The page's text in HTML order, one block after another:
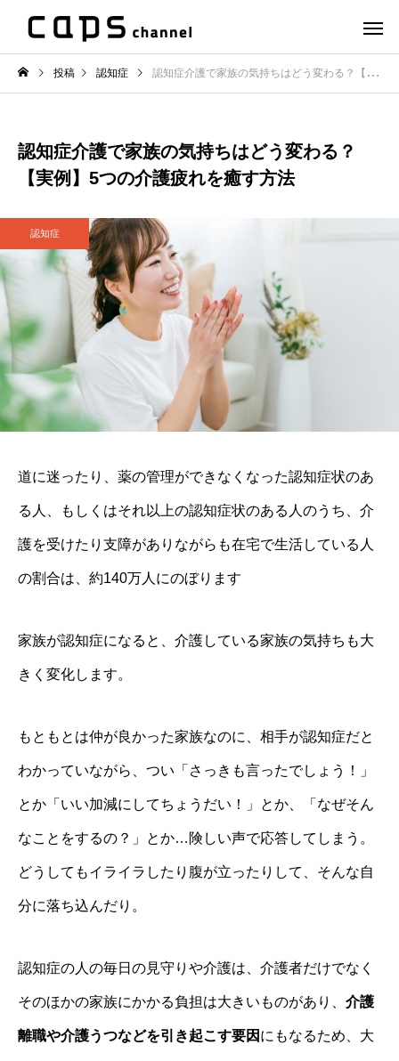
投稿 認知症 認知症介護で家族の気持ちはどう変わる？【実例】5つの介護疲れを癒す方法
認知症介護で家族の気持ちはどう変わる？
【実例】5つの介護疲れを癒す方法
認知症
道に迷ったり、薬の管理ができなくなった認知症状のあ
る人、もしくはそれ以上の認知症状のある人のうち、介
護を受けたり支障がありながらも在宅で生活している人
の割合は、約140万人にのぼります
家族が認知症になると、介護している家族の気持ちも大
きく変化します。
もともとは仲が良かった家族なのに、相手が認知症だと
わかっていながら、つい「さっきも言ったでしょう！」
とか「いい加減にしてちょうだい！」とか、「なぜそん
なことをするの？」とか…険しい声で応答してしまう。
どうしてもイライラしたり腹が立ったりして、そんな自
分に落ち込んだり。
認知症の人の毎日の見守りや介護は、介護者だけでなく
そのほかの家族にかかる負担は大きいものがあり、 介護
離職や介護うつなどを引き起こす要因 にもなるため、大